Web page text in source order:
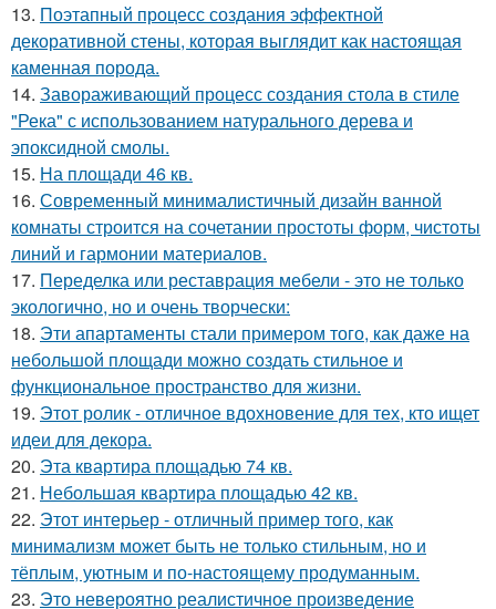
13. Поэтапный процесс создания эффектной
декоративной стены, которая выглядит как настоящая
каменная порода.
14. Завораживающий процесс создания стола в стиле
"Река" с использованием натурального дерева и
эпоксидной смолы.
15. На площади 46 кв.
16. Современный минималистичный дизайн ванной
комнаты строится на сочетании простоты форм, чистоты
линий и гармонии материалов.
17. Переделка или реставрация мебели - это не только
экологично, но и очень творчески:
18. Эти апартаменты стали примером того, как даже на
небольшой площади можно создать стильное и
функциональное пространство для жизни.
19. Этот ролик - отличное вдохновение для тех, кто ищет
идеи для декора.
20. Эта квартира площадью 74 кв.
21. Небольшая квартира площадью 42 кв.
22. Этот интерьер - отличный пример того, как
минимализм может быть не только стильным, но и
тёплым, уютным и по-настоящему продуманным.
23. Это невероятно реалистичное произведение